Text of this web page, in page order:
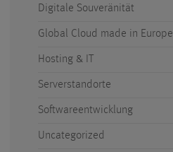
Digitale Souveränität
Global Cloud made in Europe
Hosting & IT
Serverstandorte
Softwareentwicklung
Uncategorized